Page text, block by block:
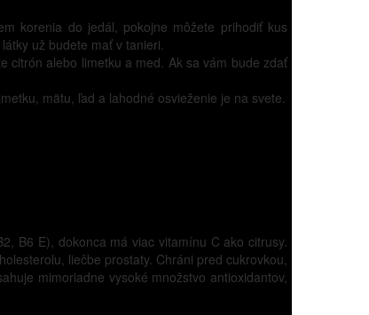
korenia do jedál, pokojne môžete prihodiť kus
už budete mať v tanieri.
citrón alebo limetku a med. Ak sa vám bude zdať
mätu, ľad a lahodné osvieženie je na svete.
B6 E), dokonca má viac vitamínu C ako citrusy.
liečbe prostaty. Chráni pred cukrovkou,
mimoriadne vysoké množstvo antioxidantov,